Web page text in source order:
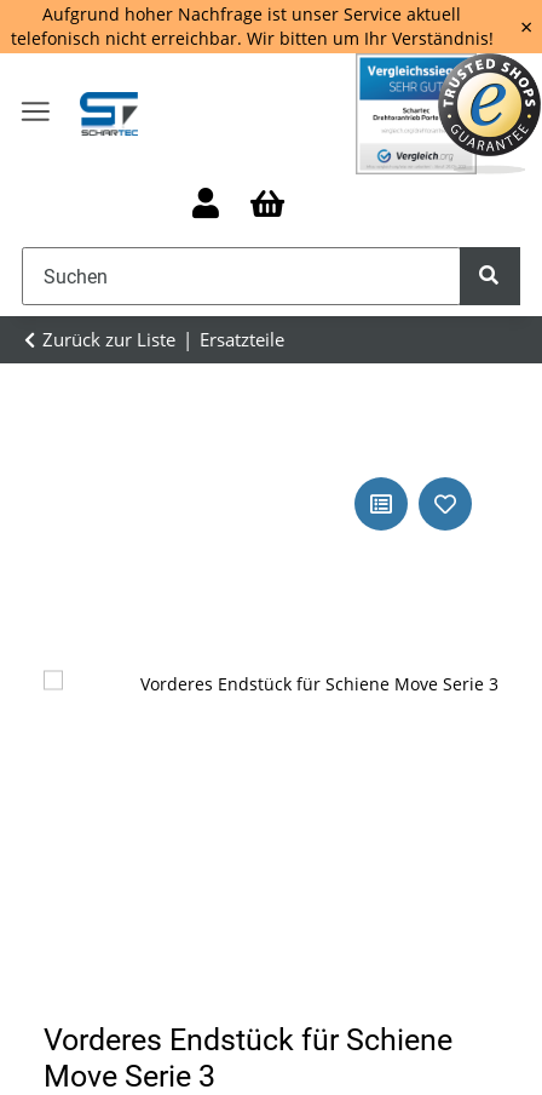
Aufgrund hoher Nachfrage ist unser Service aktuell
telefonisch nicht erreichbar. Wir bitten um Ihr Verständnis!
×
Zurück zur Liste Ersatzteile
Vorderes Endstück für Schiene
Move Serie 3